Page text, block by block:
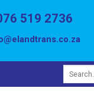
519 2736